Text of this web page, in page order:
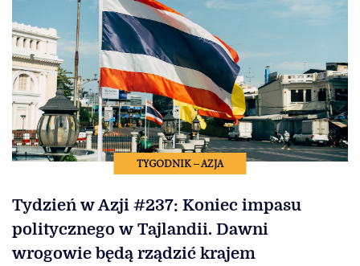
TYGODNIK – AZJA
Tydzień w Azji #237: Koniec impasu
politycznego w Tajlandii. Dawni
wrogowie będą rządzić krajem